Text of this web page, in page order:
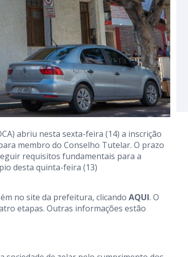
abriu nesta sexta-feira (14) a inscrição
membro do Conselho Tutelar. O prazo
requisitos fundamentais para a
desta quinta-feira (13)
no site da prefeitura, clicando AQUI. O
etapas. Outras informações estão